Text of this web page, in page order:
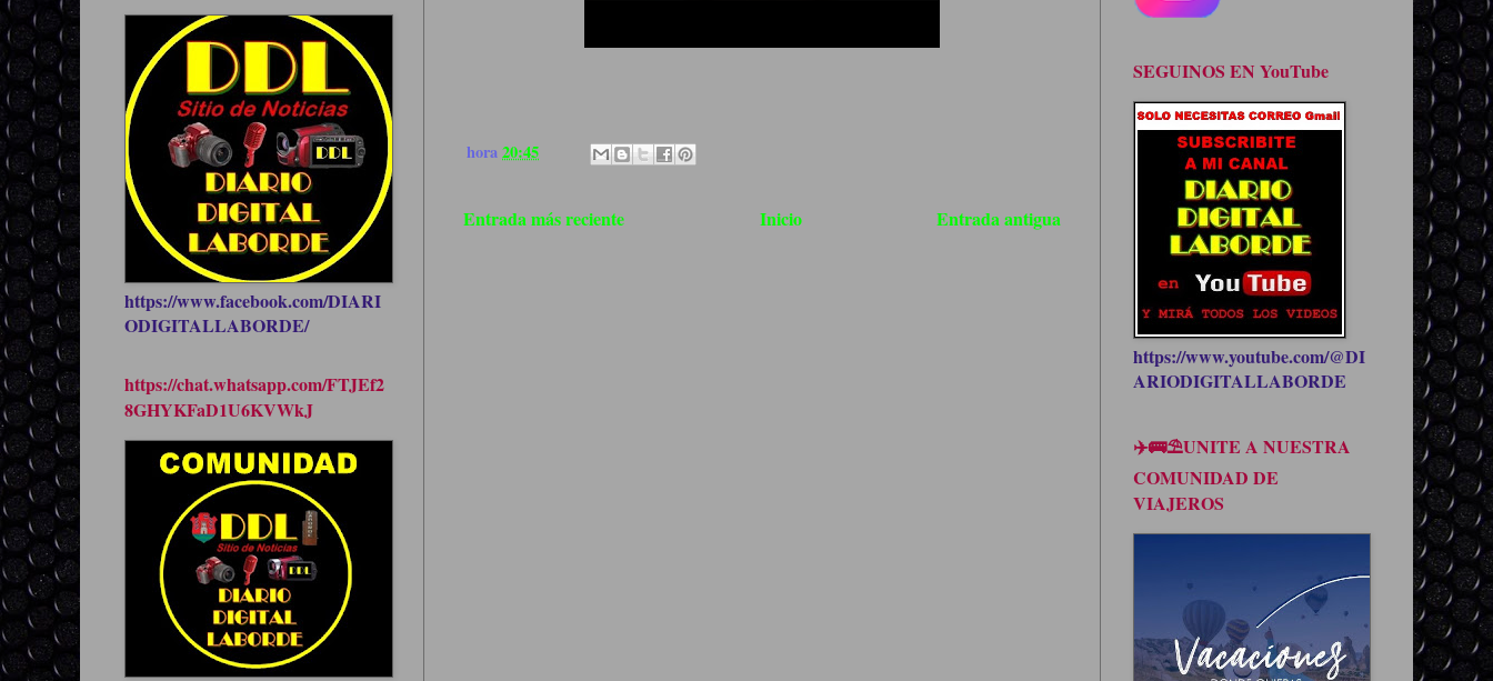
hora20:45
Entrada más reciente Entrada antigua
Inicio
https://www.facebook.com/DIARI
ODIGITALLABORDE/
https://chat.whatsapp.com/FTJEf2
8GHYKFaD1U6KVWkJ
SEGUINOS EN YouTube
https://www.youtube.com/@DI
ARIODIGITALLABORDE
✈️🚌⛱UNITE A NUESTRA
COMUNIDAD DE
VIAJEROS